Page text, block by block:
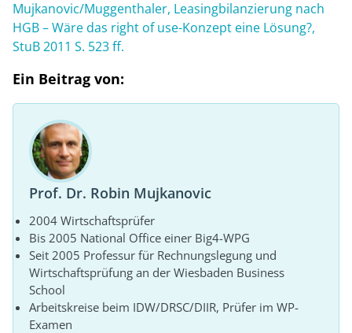
Mujkanovic/Muggenthaler, Leasingbilanzierung nach
HGB – Wäre das right of use-Konzept eine Lösung?,
StuB 2011 S. 523 ff.
Ein Beitrag von:
Prof. Dr. Robin Mujkanovic
2004 Wirtschaftsprüfer
Bis 2005 National Office einer Big4-WPG
Seit 2005 Professur für Rechnungslegung und
Wirtschaftsprüfung an der Wiesbaden Business
School
Arbeitskreise beim IDW/DRSC/DIIR, Prüfer im WP-
Examen